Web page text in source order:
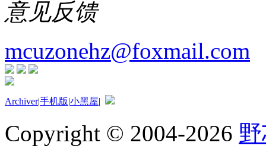
意见反馈
mcuzonehz@foxmail.com
Archiver|手机版|小黑屋|
Copyright © 2004-2026